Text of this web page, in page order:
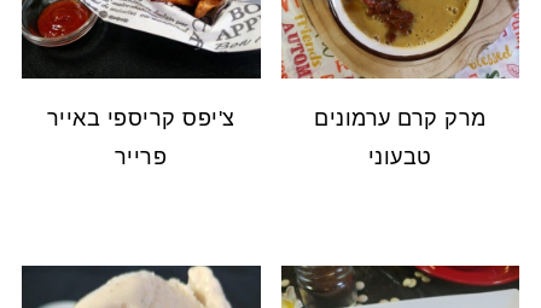
מרק קרם ערמונים
טבעוני
צ'יפס קריספי באייר
פרייר